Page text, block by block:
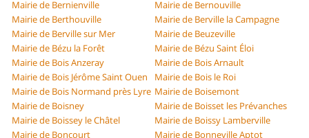
Mairie de Bernienville
Mairie de Bernouville
Mairie de Berthouville
Mairie de Berville la Campagne
Mairie de Berville sur Mer
Mairie de Beuzeville
Mairie de Bézu la Forêt
Mairie de Bézu Saint Éloi
Mairie de Bois Anzeray
Mairie de Bois Arnault
Mairie de Bois Jérôme Saint Ouen
Mairie de Bois le Roi
Mairie de Bois Normand près Lyre Mairie de Boisemont
Mairie de Boisney
Mairie de Boisset les Prévanches
Mairie de Boissey le Châtel
Mairie de Boissy Lamberville
Mairie de Boncourt
Mairie de Bonneville Aptot